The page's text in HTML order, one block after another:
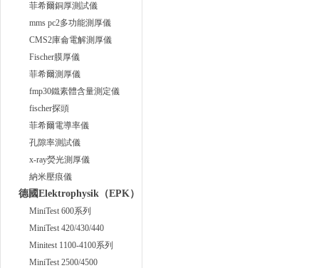
菲希爾銅厚測試儀
mms pc2多功能測厚儀
CMS2庫侖電解測厚儀
Fischer膜厚儀
菲希爾測厚儀
fmp30鐵素體含量測定儀
fischer探頭
菲希爾電導率儀
孔隙率測試儀
x-ray熒光測厚儀
納米壓痕儀
德國Elektrophysik（EPK）
MiniTest 600系列
MiniTest 420/430/440
Minitest 1100-4100系列
MiniTest 2500/4500